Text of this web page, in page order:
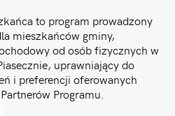
to program prowadzony
mieszkańców gminy,
od osób fizycznych w
uprawniający do
i preferencji oferowanych
Programu.